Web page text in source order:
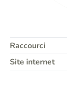
Raccourci
Site internet